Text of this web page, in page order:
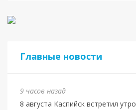
Главные новости
9 часов назад
8 августа Каспийск встретил утро